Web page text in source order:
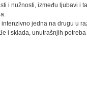
i nužnosti, između ljubavi i
jedna na drugu u
i sklada, unutrašnjih